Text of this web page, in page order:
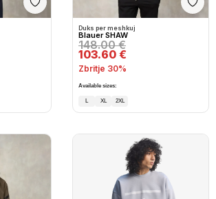
Shto në wishlist
Duks per meshkuj
Blauer SHAW
148.00 €
103.60 €
Zbritje 30%
Available sizes:
L XL 2XL